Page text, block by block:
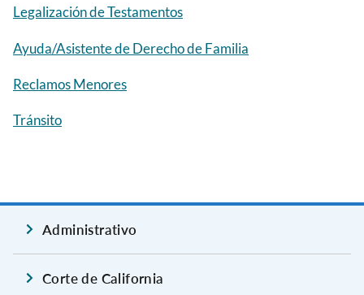
Legalización de Testamentos
Ayuda/Asistente de Derecho de Familia
Reclamos Menores
Tránsito
Administrativo
Corte de California